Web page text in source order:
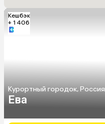
Кешбэк
+ 1 406
Курортный городок, Россия
Ева